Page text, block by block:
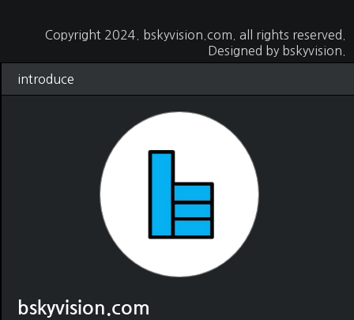
Copyright 2024. bskyvision.com . all rights reserved.
Designed by bskyvision.
introduce
bskyvision.com